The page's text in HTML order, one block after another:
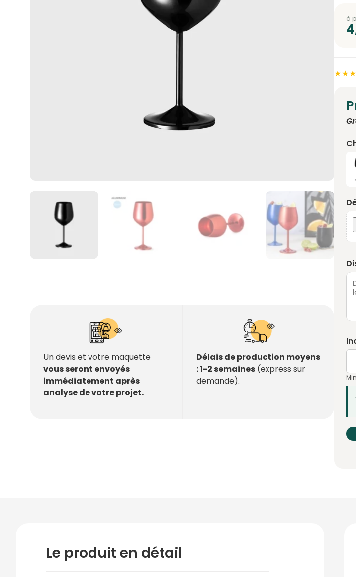
Un devis et votre maquette
vous seront envoyés
immédiatement après
analyse de votre projet.
Délais de production moyens
: 1-2 semaines (express sur
demande).
à
Le produit en détail